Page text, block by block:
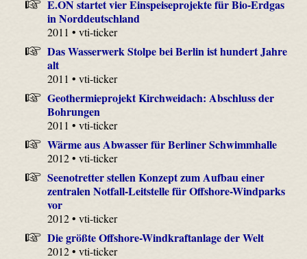
E.ON startet vier Einspeiseprojekte für Bio-Erdgas
in Norddeutschland
2011 • vti-ticker
Das Wasserwerk Stolpe bei Berlin ist hundert Jahre
alt
2011 • vti-ticker
Geothermieprojekt Kirchweidach: Abschluss der
Bohrungen
2011 • vti-ticker
Wärme aus Abwasser für Berliner Schwimmhalle
2012 • vti-ticker
Seenotretter stellen Konzept zum Aufbau einer
zentralen Notfall-Leitstelle für Offshore-Windparks
vor
2012 • vti-ticker
Die größte Offshore-Windkraftanlage der Welt
2012 • vti-ticker